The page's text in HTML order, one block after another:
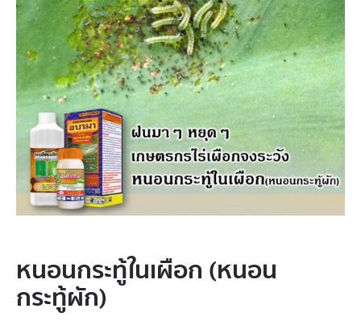
หนอนกระทู้ในเผือก (หนอน
กระทู้ผัก)